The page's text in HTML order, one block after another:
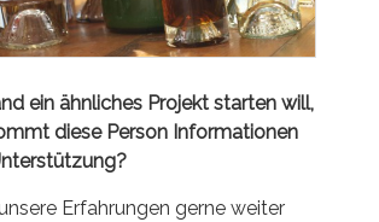
ein ähnliches Projekt starten will,
diese Person Informationen
Erfahrungen gerne weiter